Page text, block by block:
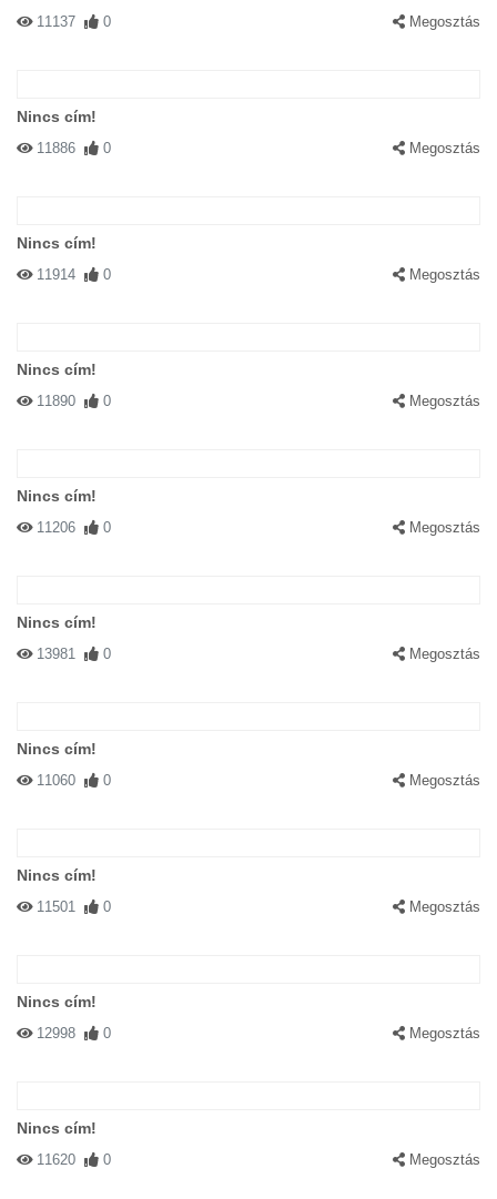
11137 0 Megosztás
Nincs cím!
11886 0 Megosztás
Nincs cím!
11914 0 Megosztás
Nincs cím!
11890 0 Megosztás
Nincs cím!
11206 0 Megosztás
Nincs cím!
13981 0 Megosztás
Nincs cím!
11060 0 Megosztás
Nincs cím!
11501 0 Megosztás
Nincs cím!
12998 0 Megosztás
Nincs cím!
11620 0 Megosztás